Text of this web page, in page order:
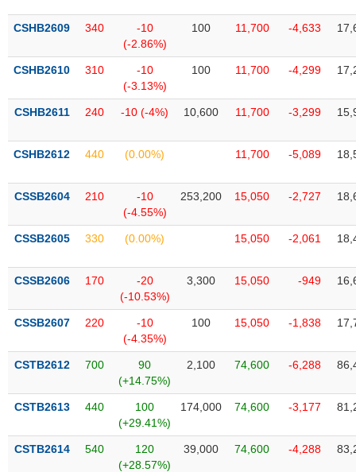
CSHB2609 340
-10
(-2.86%)
100 11,700 -4,633
CSHB2610 310
-10
(-3.13%)
100 11,700 -4,299
CSHB2611 240 -10 (-4%) 10,600 11,700 -3,299
CSHB2612 440 (0.00%) 11,700 -5,089
CSSB2604 210
-10
(-4.55%)
253,200 15,050 -2,727
CSSB2605 330 (0.00%) 15,050 -2,061
CSSB2606 170
-20
(-10.53%)
3,300 15,050 -949
CSSB2607 220
-10
(-4.35%)
100 15,050 -1,838
CSTB2612 700
90
(+14.75%)
2,100 74,600 -6,288
CSTB2613 440
100
(+29.41%)
174,000 74,600 -3,177
CSTB2614 540
120
(+28.57%)
39,000 74,600 -4,288
giả
(-)
phân
tích
Thuật
ngữ
vụ
(-)
tạo